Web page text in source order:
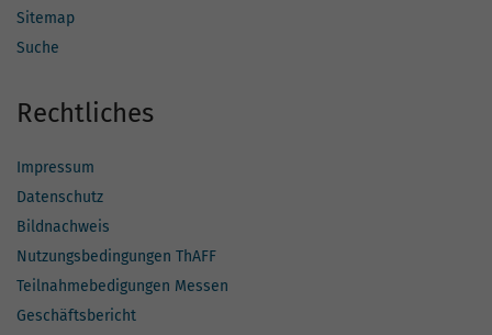
Sitemap
Suche
Rechtliches
Impressum
Datenschutz
Bildnachweis
Nutzungsbedingungen ThAFF
Teilnahmebedigungen Messen
Geschäftsbericht